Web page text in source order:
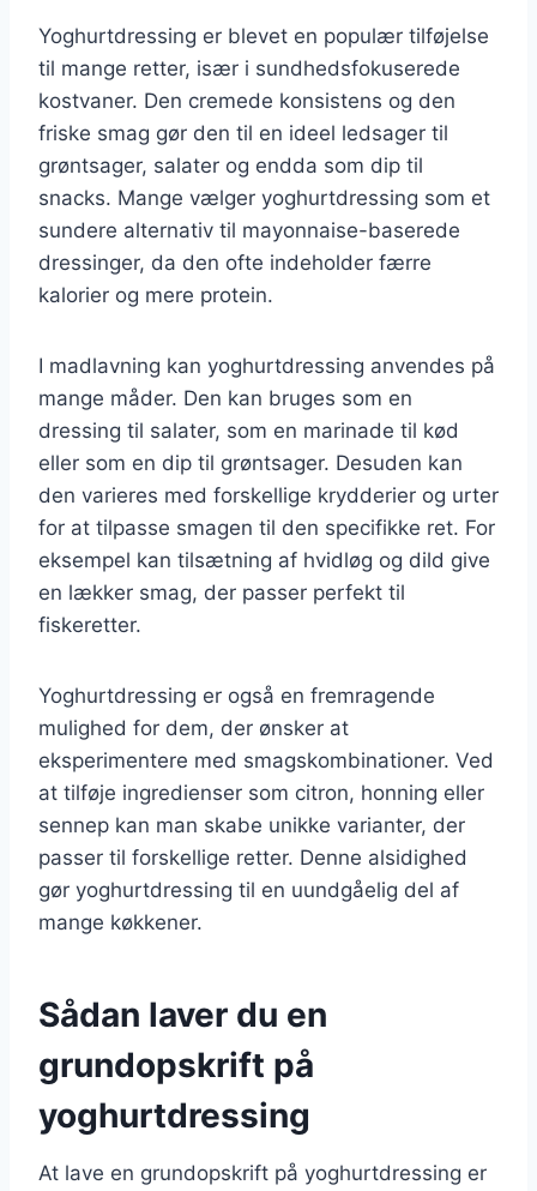
Yoghurtdressing er blevet en populær tilføjelse
til mange retter, især i sundhedsfokuserede
kostvaner. Den cremede konsistens og den
friske smag gør den til en ideel ledsager til
grøntsager, salater og endda som dip til
snacks. Mange vælger yoghurtdressing som et
sundere alternativ til mayonnaise-baserede
dressinger, da den ofte indeholder færre
kalorier og mere protein.
I madlavning kan yoghurtdressing anvendes på
mange måder. Den kan bruges som en
dressing til salater, som en marinade til kød
eller som en dip til grøntsager. Desuden kan
den varieres med forskellige krydderier og urter
for at tilpasse smagen til den specifikke ret. For
eksempel kan tilsætning af hvidløg og dild give
en lækker smag, der passer perfekt til
fiskeretter.
Yoghurtdressing er også en fremragende
mulighed for dem, der ønsker at
eksperimentere med smagskombinationer. Ved
at tilføje ingredienser som citron, honning eller
sennep kan man skabe unikke varianter, der
passer til forskellige retter. Denne alsidighed
gør yoghurtdressing til en uundgåelig del af
mange køkkener.
Sådan laver du en
grundopskrift på
yoghurtdressing
At lave en grundopskrift på yoghurtdressing er